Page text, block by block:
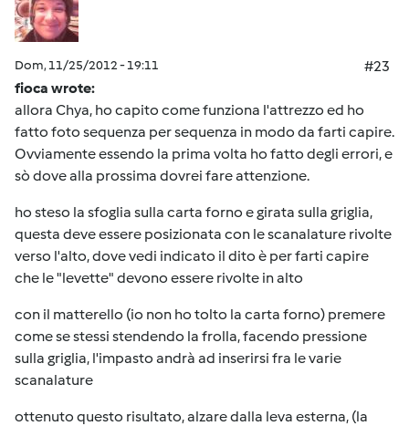
Dom, 11/25/2012 - 19:11
#23
fioca wrote:
allora Chya, ho capito come funziona l'attrezzo ed ho
fatto foto sequenza per sequenza in modo da farti capire.
Ovviamente essendo la prima volta ho fatto degli errori, e
sò dove alla prossima dovrei fare attenzione.
ho steso la sfoglia sulla carta forno e girata sulla griglia,
questa deve essere posizionata con le scanalature rivolte
verso l'alto, dove vedi indicato il dito è per farti capire
che le "levette" devono essere rivolte in alto
con il matterello (io non ho tolto la carta forno) premere
come se stessi stendendo la frolla, facendo pressione
sulla griglia, l'impasto andrà ad inserirsi fra le varie
scanalature
ottenuto questo risultato, alzare dalla leva esterna, (la